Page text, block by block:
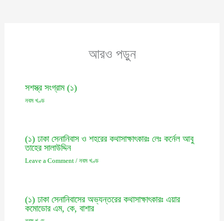
আরও পড়ুন
সশস্ত্র সংগ্রাম (১)
নবম খণ্ড
(১) ঢাকা সেনানিবাস ও শহরের কথাসাক্ষাৎকারঃ লেঃ কর্নেল আবু
তাহের সালাউদ্দিন
Leave a Comment / নবম খণ্ড
(১) ঢাকা সেনানিবাসের অভ্যন্তরের কথাসাক্ষাৎকারঃ এয়ার
কমোডোর এম, কে, বাশার